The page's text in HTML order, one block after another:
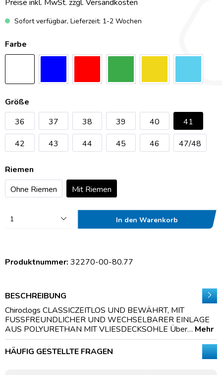
Preise inkl. MwSt. zzgl. Versandkosten
Sofort verfügbar, Lieferzeit: 1-2 Wochen
Farbe
Größe
36
37 38 39 40
41
42
43 44 45 46 47/48
Riemen
Ohne Riemen
Mit Riemen
1 In den Warenkorb
Produktnummer: 32270-00-80.77
BESCHREIBUNG
Chiroclogs CLASSICZEITLOS UND BEWÄHRT, MIT
FUSSFREUNDLICHER UND WECHSELBARER EINLAGE
AUS POLYURETHAN MIT VLIESDECKSOHLE Über… Mehr
HÄUFIG GESTELLTE FRAGEN